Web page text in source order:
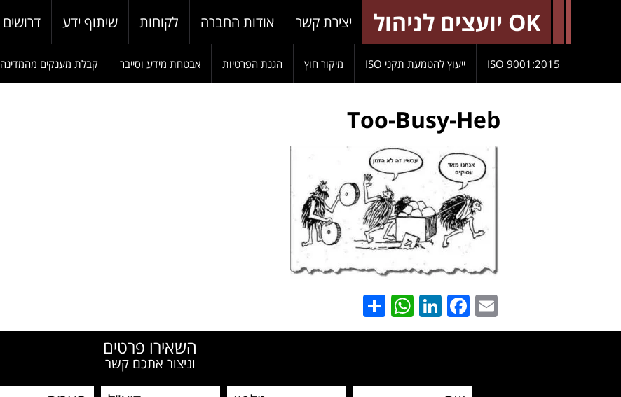
OK יועצים לניהול יצירת קשר אודות החברה לקוחות שיתוף ידע דרושים
9001:2015 ISO ייעוץ להטמעת תקני ISO מיקור חוץ הגנת הפרטיות אבטחת מידע וסייבר קבלת מענקים מהמדינה
Too-Busy-Heb
Email
Facebook
LinkedIn
WhatsApp
השאירו פרטים
וניצור אתכם קשר